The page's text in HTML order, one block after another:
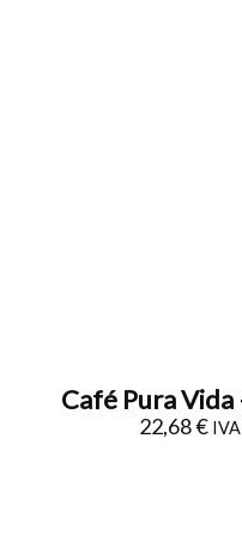
Café Pura Vida
22,68€